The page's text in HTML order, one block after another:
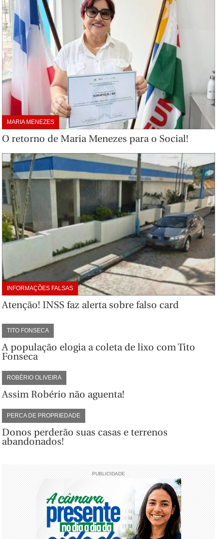
MARIA MENEZES
O retorno de Maria Menezes para o Social!
INFORMAÇÕES FALSAS
Atenção! INSS faz alerta sobre falso card
TITO FONSECA
A população elogia a coleta de lixo com Tito
Fonseca
ROBÉRIO OLIVEIRA
Assim Robério não aguenta!
PERCA DE PROPRIEDADE
Donos perderão suas casas e terrenos
abandonados!
PUBLICIDADE